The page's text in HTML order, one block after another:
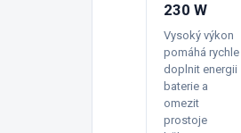
230 W
Vysoký výkon
pomáhá rychle
doplnit energii
baterie a
omezit
prostoje